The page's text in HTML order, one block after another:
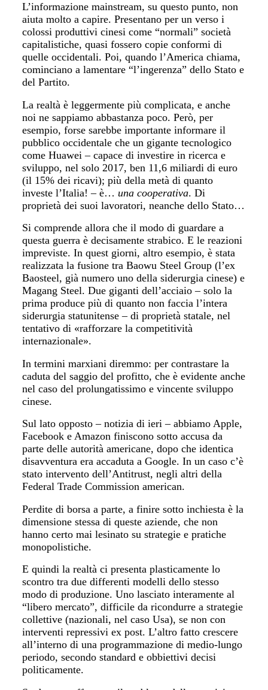
L’informazione mainstream, su questo punto, non
aiuta molto a capire. Presentano per un verso i
colossi produttivi cinesi come “normali” società
capitalistiche, quasi fossero copie conformi di
quelle occidentali. Poi, quando l’America chiama,
cominciano a lamentare “l’ingerenza” dello Stato e
del Partito.
La realtà è leggermente più complicata, e anche
noi ne sappiamo abbastanza poco. Però, per
esempio, forse sarebbe importante informare il
pubblico occidentale che un gigante tecnologico
come Huawei – capace di investire in ricerca e
sviluppo, nel solo 2017, ben 11,6 miliardi di euro
(il 15% dei ricavi); più della metà di quanto
investe l’Italia! – è… una cooperativa. Di
proprietà dei suoi lavoratori, neanche dello Stato…
Si comprende allora che il modo di guardare a
questa guerra è decisamente strabico. E le reazioni
impreviste. In quest giorni, altro esempio, è stata
realizzata la fusione tra Baowu Steel Group (l’ex
Baosteel, già numero uno della siderurgia cinese) e
Magang Steel. Due giganti dell’acciaio – solo la
prima produce più di quanto non faccia l’intera
siderurgia statunitense – di proprietà statale, nel
tentativo di «rafforzare la competitività
internazionale».
In termini marxiani diremmo: per contrastare la
caduta del saggio del profitto, che è evidente anche
nel caso del prolungatissimo e vincente sviluppo
cinese.
Sul lato opposto – notizia di ieri – abbiamoApple,
Facebook e Amazon finiscono sotto accusa da
parte delle autorità americane, dopo che identica
disavventura era accaduta a Google. In un caso c’è
stato intervento dell’Antitrust, negli altri della
Federal Trade Commission american.
Perdite di borsa a parte, a finire sotto inchiesta è la
dimensione stessa di queste aziende, che non
hanno certo mai lesinato su strategie e pratiche
monopolistiche.
E quindi la realtà ci presenta plasticamente lo
scontro tra due differenti modelli dello stesso
modo di produzione. Uno lasciato interamente al
“libero mercato”, difficile da ricondurre a strategie
collettive (nazionali, nel caso Usa), se non con
interventi repressivi ex post. L’altro fatto crescere
all’interno di una programmazione di medio-lungo
periodo, secondo standard e obbiettivi decisi
politicamente.